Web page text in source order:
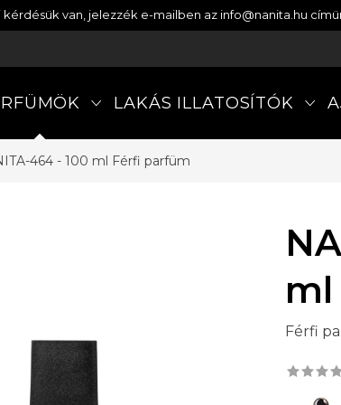
van, jelezzék e-mailben az info@nanita.hu
LAKÁS ILLATOSÍTÓK
464 - 100 ml Férfi parfüm
ml
Férfi